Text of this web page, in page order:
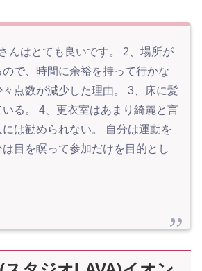
んはとても良いです。 2、場所が
で、時間に余裕を持って行かな
点数が減少した理由。 3、床に髪
る。 4、更衣室はあまり綺麗と言
は勧められない。 自分は運動を
目を瞑って参加だけを目的とし